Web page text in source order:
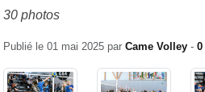
30 photos
Publié le 01 mai 2025 par Came Volley - 0